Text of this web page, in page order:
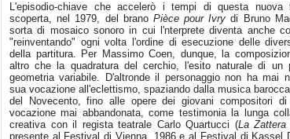
L'episodio-chiave che accelerò i tempi di questa
scoperta, nel 1979, del branoPièce pour Ivry di Bruno
sorta di mosaico sonoro in cui l'nterprete diventa anche
"reinventando" ogni volta l'ordine di esecuzione delle
della partitura. Per Massimo Coen, dunque, la
altro che la quadratura del cerchio, l'esito naturale di un
geometria variabile. D'altronde il personaggio non ha mai
sua vocazione all'eclettismo, spaziando dalla musica
del Novecento, fino alle opere dei giovani compositori
vocazione mai abbandonata, come testimonia la lunga
creativa con il regista teatrale Carlo Quartucci (La
presente al Festival di Vienna, 1986 e al Festival di Kassel